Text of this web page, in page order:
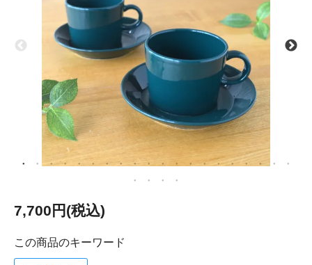
7,700円(税込)
この商品のキーワード